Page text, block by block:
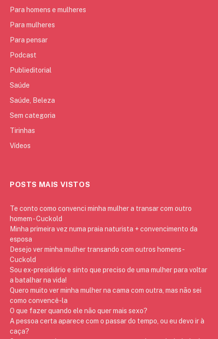
Para homens e mulheres
Para mulheres
Para pensar
Podcast
Publieditorial
Saúde
Saúde, Beleza
Sem categoria
Tirinhas
Vídeos
POSTS MAIS VISTOS
Te conto como convenci minha mulher a transar com outro
homem - Cuckold
Minha primeira vez numa praia naturista + convencimento da
esposa
Desejo ver minha mulher transando com outros homens -
Cuckold
Sou ex-presidiário e sinto que preciso de uma mulher para voltar
a batalhar na vida!
Quero muito ver minha mulher na cama com outra, mas não sei
como convencê-la
O que fazer quando ele não quer mais sexo?
A pessoa certa aparece com o passar do tempo, ou eu devo ir à
caça?